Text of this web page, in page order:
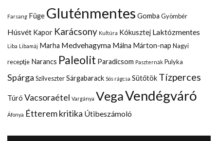
Farsang Füge Gluténmentes Gomba Gyömbér
Húsvét Kapor Karácsony Kultúra Kókusztej Laktózmentes
Liba Libamáj Marha Medvehagyma Málna Márton-nap Nagyi
receptje Narancs Paleolit Paradicsom Paszternák Pulyka
Spárga SzilveszterSárgabarack Sós rágcsa Sütőtök Tízperces
Túró Vacsoraétel Vargánya VegaVendégváró
Áfonya Étterem kritika Útibeszámoló